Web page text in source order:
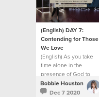
(English) DAY 7:
Contending for Those
We Love
(English) As you take
time alone in the
presence of God to
pause and reflect
Bobbie Houston
Dec 7 2020